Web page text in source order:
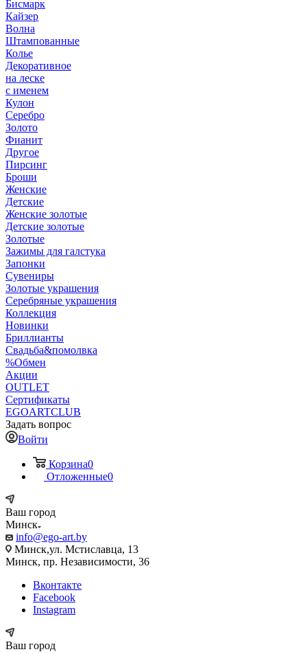
Бисмарк
Кайзер
Волна
Штампованные
Колье
Декоративное
на леске
с именем
Кулон
Серебро
Золото
Фианит
Другое
Пирсинг
Броши
Женские
Детские
Женские золотые
Детские золотые
Золотые
Зажимы для галстука
Запонки
Сувениры
Золотые украшения
Серебряные украшения
Коллекция
Новинки
Бриллианты
Свадьба&помолвка
%Обмен
Акции
OUTLET
Сертификаты
EGOARTCLUB
Задать вопрос
Войти
Корзина0
Отложенные0
Ваш город
Минск
info@ego-art.by
Минск,ул. Мстиславца, 13
Минск, пр. Независимости, 36
Вконтакте
Facebook
Instagram
Ваш город